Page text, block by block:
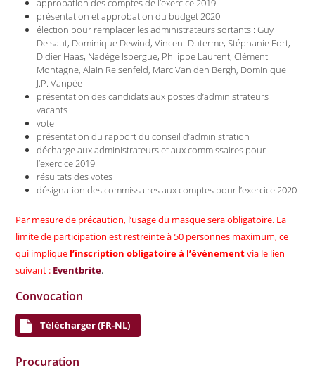
approbation des comptes de l’exercice 2019
présentation et approbation du budget 2020
élection pour remplacer les administrateurs sortants : Guy
Delsaut, Dominique Dewind, Vincent Duterme, Stéphanie Fort,
Didier Haas, Nadège Isbergue, Philippe Laurent, Clément
Montagne, Alain Reisenfeld, Marc Van den Bergh, Dominique
J.P. Vanpée
présentation des candidats aux postes d’administrateurs
vacants
vote
présentation du rapport du conseil d’administration
décharge aux administrateurs et aux commissaires pour
l’exercice 2019
résultats des votes
désignation des commissaires aux comptes pour l’exercice 2020
Par mesure de précaution, l’usage du masque sera obligatoire. La
limite de participation est restreinte à 50 personnes maximum, ce
qui implique l’inscription obligatoire à l’événementvia le lien
suivant : Eventbrite.
Convocation
Télécharger (FR-NL)
Procuration